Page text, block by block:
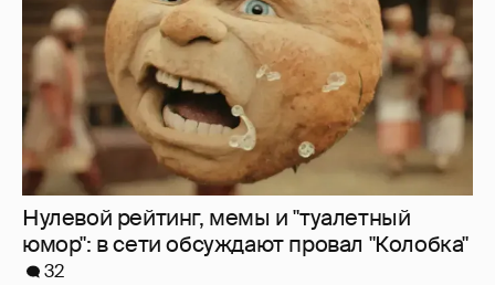
Нулевой рейтинг, мемы и "туалетный
юмор": в сети обсуждают провал "Колобка"
32